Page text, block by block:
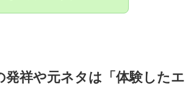
発祥や元ネタは「体験したエ